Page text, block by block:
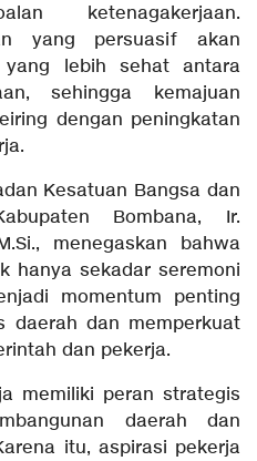
ketenagakerjaan.
yang persuasif akan
yang lebih sehat antara
sehingga kemajuan
dengan peningkatan
Kesatuan Bangsa dan
Bombana, Ir.
menegaskan bahwa
hanya sekadar seremoni
momentum penting
daerah dan memperkuat
dan pekerja.
memiliki peran strategis
daerah dan
itu, aspirasi pekerja